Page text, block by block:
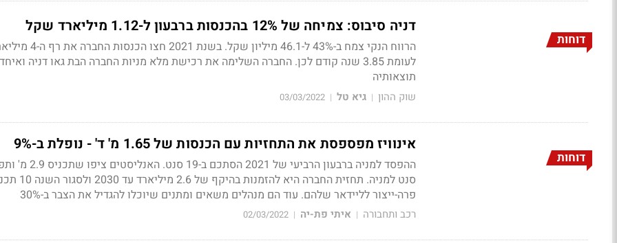
דוחות
דניה סיבוס: צמיחה של 12% בהכנסות ברבעון ל-1.12 מיליארד שקל
הרווח הנקי צמח ב-43% ל-46.1
לעומת 3.85 שנה קודם לכן. החברה השלימה את רכישת מלא מניות החברה הבת גאו דניה
תוצאותיה
שוק ההון | גיא טל |
03/03/2022
דוחות
אינוויז מפספסת את התחזיות עם הכנסות של 1.65 מ' ד' - נופלת ב-9%
סנט למניה. תחזית החברה היא להזמנות
פרה-ייצור לליידאר שלהם. עוד הם מנהלים משאים ומתנים שיוכלו להגדיל את הצבר ב-30%
רכב ותחבורה | איתי פת-יה |
02/03/2022